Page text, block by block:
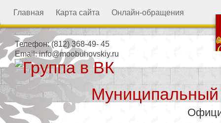
Главная Карта сайта Онлайн-обращения
Телефон:(812) 368-49- 45
Email:info@moobuhovskiy.ru